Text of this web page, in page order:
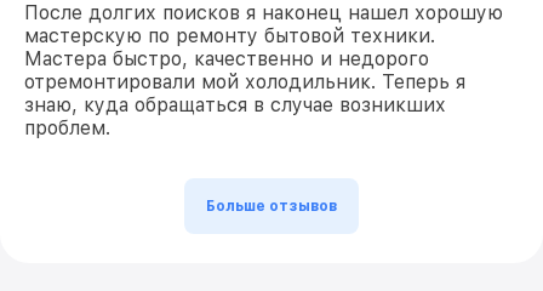
После долгих поисков я наконец нашел хорошую
мастерскую по ремонту бытовой техники.
Мастера быстро, качественно и недорого
отремонтировали мой холодильник. Теперь я
знаю, куда обращаться в случае возникших
проблем.
Больше отзывов